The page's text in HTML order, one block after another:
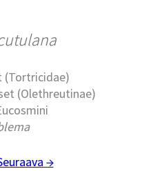
(Tortricidae)
(Olethreutinae)
→